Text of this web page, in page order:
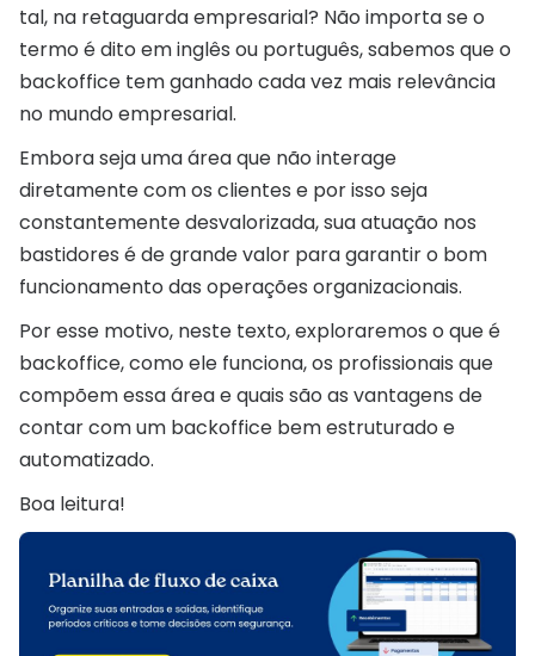
tal, na retaguarda empresarial? Não importa se o
termo é dito em inglês ou português, sabemos que o
backoffice tem ganhado cada vez mais relevância
no mundo empresarial.
Embora seja uma área que não interage
diretamente com os clientes e por isso seja
constantemente desvalorizada, sua atuação nos
bastidores é de grande valor para garantir o bom
funcionamento das operações organizacionais.
Por esse motivo, neste texto, exploraremos o que é
backoffice, como ele funciona, os profissionais que
compõem essa área e quais são as vantagens de
contar com um backoffice bem estruturado e
automatizado.
Boa leitura!